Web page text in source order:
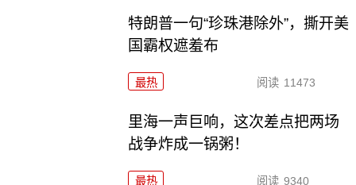
特朗普一句“珍珠港除外”，撕开美
国霸权遮羞布
最热 阅读 11473
里海一声巨响，这次差点把两场
战争炸成一锅粥！
最热 阅读 9340